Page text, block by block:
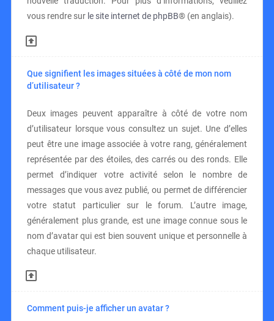
vous rendre sur le site internet de phpBB® (en anglais).
Que signifient les images situées à côté de mon nom
d’utilisateur ?
Deux images peuvent apparaître à côté de votre nom
d’utilisateur lorsque vous consultez un sujet. Une d’elles
peut être une image associée à votre rang, généralement
représentée par des étoiles, des carrés ou des ronds. Elle
permet d’indiquer votre activité selon le nombre de
messages que vous avez publié, ou permet de différencier
votre statut particulier sur le forum. L’autre image,
généralement plus grande, est une image connue sous le
nom d’avatar qui est bien souvent unique et personnelle à
chaque utilisateur.
Comment puis-je afficher un avatar ?